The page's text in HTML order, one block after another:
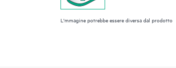
L'mmagine potrebbe essere diversa dal prodotto